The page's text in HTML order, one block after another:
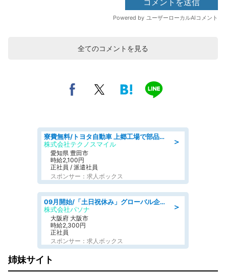
全てのコメントを見る
＞
寮費無料/トヨタ自動車 上郷工場で部品の組立製造/tutumi
株式会社テクノスマイル
愛知県 豊田市
時給2,100円
正社員 / 派遣社員
スポンサー：求人ボックス
＞
09月開始/「土日祝休み」グローバル企業での産業保健のお仕事/保健師/高時給/残業なし/服装自由
株式会社パソナ
大阪府 大阪市
時給2,300円
正社員
スポンサー：求人ボックス
姉妹サイト